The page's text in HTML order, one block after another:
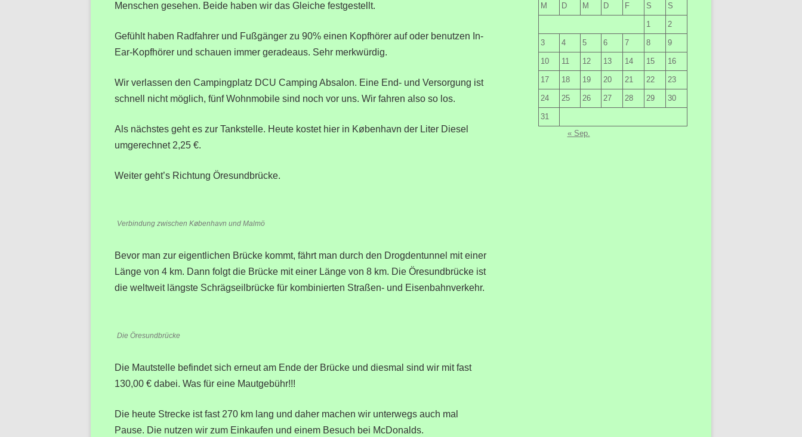
Menschen gesehen. Beide haben wir das Gleiche festgestellt.
Gefühlt haben Radfahrer und Fußgänger zu 90% einen Kopfhörer auf oder benutzen In-
Ear-Kopfhörer und schauen immer geradeaus. Sehr merkwürdig.
Wir verlassen den Campingplatz DCU Camping Absalon. Eine End- und Versorgung ist
schnell nicht möglich, fünf Wohnmobile sind noch vor uns. Wir fahren also so los.
Als nächstes geht es zur Tankstelle. Heute kostet hier in København der Liter Diesel
umgerechnet 2,25 €.
Weiter geht’s Richtung Öresundbrücke.
Verbindung zwischen København und Malmö
Bevor man zur eigentlichen Brücke kommt, fährt man durch den Drogdentunnel mit einer
Länge von 4 km. Dann folgt die Brücke mit einer Länge von 8 km. Die Öresundbrücke ist
die weltweit längste Schrägseilbrücke für kombinierten Straßen- und Eisenbahnverkehr.
Die Öresundbrücke
Die Mautstelle befindet sich erneut am Ende der Brücke und diesmal sind wir mit fast
130,00 € dabei. Was für eine Mautgebühr!!!
Die heute Strecke ist fast 270 km lang und daher machen wir unterwegs auch mal
Pause. Die nutzen wir zum Einkaufen und einem Besuch bei McDonalds.
M
D M D F S S
1 2
3 4 5 6 7 8 9
10 11 12 13 14 15 16
17 18 19 20 21 22 23
24 25 26 27 28 29 30
31
« Sep.